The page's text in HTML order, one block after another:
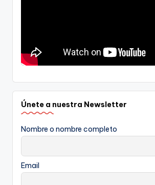
Únete a nuestra Newsletter
Nombre o nombre completo
Email